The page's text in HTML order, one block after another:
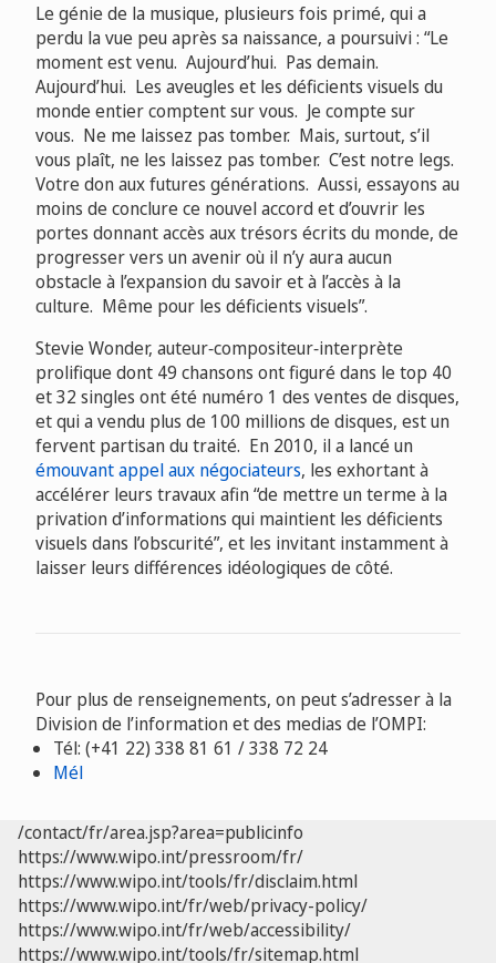
Le génie de la musique, plusieurs fois primé, qui a
perdu la vue peu après sa naissance, a poursuivi : “Le
moment est venu. Aujourd’hui. Pas demain.
Aujourd’hui. Les aveugles et les déficients visuels du
monde entier comptent sur vous. Je compte sur
vous. Ne me laissez pas tomber. Mais, surtout, s’il
vous plaît, ne les laissez pas tomber. C’est notre legs.
Votre don aux futures générations. Aussi, essayons au
moins de conclure ce nouvel accord et d’ouvrir les
portes donnant accès aux trésors écrits du monde, de
progresser vers un avenir où il n’y aura aucun
obstacle à l’expansion du savoir et à l’accès à la
culture. Même pour les déficients visuels”.
Stevie Wonder, auteur‑compositeur‑interprète
prolifique dont 49 chansons ont figuré dans le top 40
et 32 singles ont été numéro 1 des ventes de disques,
et qui a vendu plus de 100 millions de disques, est un
fervent partisan du traité. En 2010, il a lancé un
émouvant appel aux négociateurs, les exhortant à
accélérer leurs travaux afin “de mettre un terme à la
privation d’informations qui maintient les déficients
visuels dans l’obscurité”, et les invitant instamment à
laisser leurs différences idéologiques de côté.
Pour plus de renseignements, on peut s’adresser à la
Division de l’information et des medias de l’OMPI:
Tél: (+41 22) 338 81 61 / 338 72 24
Mél
/contact/fr/area.jsp?area=publicinfo
https://www.wipo.int/pressroom/fr/
https://www.wipo.int/tools/fr/disclaim.html
https://www.wipo.int/fr/web/privacy-policy/
https://www.wipo.int/fr/web/accessibility/
https://www.wipo.int/tools/fr/sitemap.html